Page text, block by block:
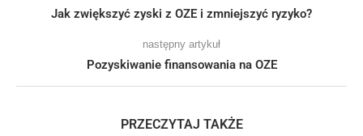
Jak zwiększyć zyski z OZE i zmniejszyć ryzyko?
następny artykuł
Pozyskiwanie finansowania na OZE
PRZECZYTAJ TAKŻE